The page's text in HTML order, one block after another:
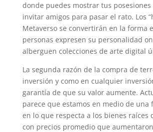
donde puedes mostrar tus
invitar amigos para pasar el rato. Los
Metaverso se convertirán en la forma
personas expresen su personalidad
alberguen colecciones de arte digital
La segunda razón de la compra de
inversión y como en cualquier
garantía de que su valor aumente.
parece que estamos en medio de una
en lo que respecta a los bienes raíces
con precios promedio que